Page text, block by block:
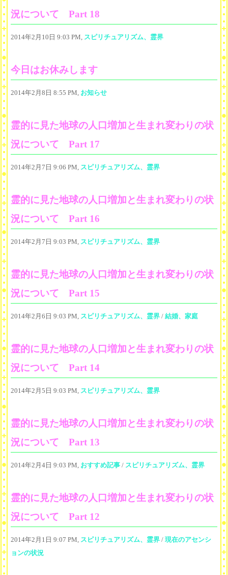
況について Part 18
2014年2月10日 9:03 PM, スピリチュアリズム、霊界
今日はお休みします
2014年2月8日 8:55 PM, お知らせ
霊的に見た地球の人口増加と生まれ変わりの状
況について Part 17
2014年2月7日 9:06 PM, スピリチュアリズム、霊界
霊的に見た地球の人口増加と生まれ変わりの状
況について Part 16
2014年2月7日 9:03 PM, スピリチュアリズム、霊界
霊的に見た地球の人口増加と生まれ変わりの状
況について Part 15
2014年2月6日 9:03 PM, スピリチュアリズム、霊界 / 結婚、家庭
霊的に見た地球の人口増加と生まれ変わりの状
況について Part 14
2014年2月5日 9:03 PM, スピリチュアリズム、霊界
霊的に見た地球の人口増加と生まれ変わりの状
況について Part 13
2014年2月4日 9:03 PM, おすすめ記事 / スピリチュアリズム、霊界
霊的に見た地球の人口増加と生まれ変わりの状
況について Part 12
2014年2月1日 9:07 PM, スピリチュアリズム、霊界 / 現在のアセンシ
ョンの状況